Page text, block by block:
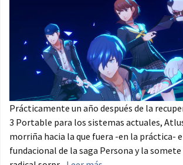
Prácticamente un año después de la
3 Portable para los sistemas actuales,
morriña hacia la que fuera -en la práctica-
fundacional de la saga Persona y la